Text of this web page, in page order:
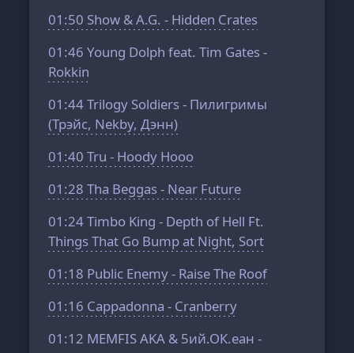
01:50 Show & A.G. - Hidden Crates
01:46 Young Dolph feat. Tim Gates -
Rokkin
01:44Trilogy Soldiers - Пилигримы
(Трэйс, Nekby, Дэнн)
01:40 Tru - Hoody Hooo
01:28 Tha Beggas - Near Future
01:24Timbo King - Depth of Hell Ft.
Things That Go Bump at Night, Sort
01:18 Public Enemy - Raise The Roof
01:16 Cappadonna - Cranberry
01:12 MEMFIS AKA & 5ий.ОК.еан -